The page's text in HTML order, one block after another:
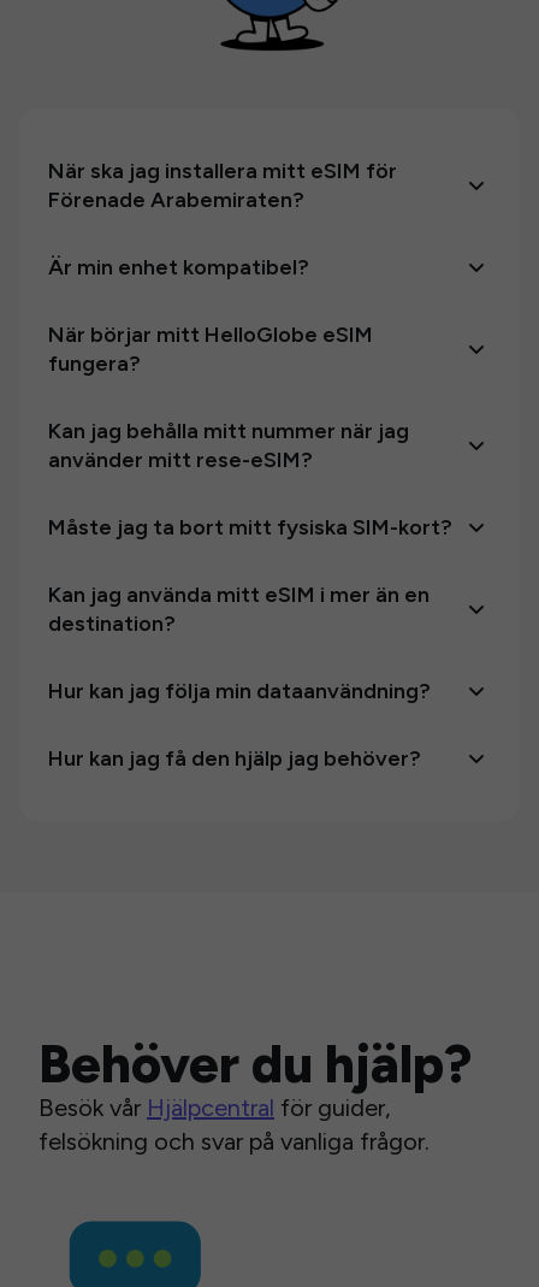
När ska jag installera mitt eSIM för
Förenade Arabemiraten?
Är min enhet kompatibel?
När börjar mitt HelloGlobe eSIM
fungera?
Kan jag behålla mitt nummer när jag
använder mitt rese-eSIM?
Måste jag ta bort mitt fysiska SIM-kort?
Kan jag använda mitt eSIM i mer än en
destination?
Hur kan jag följa min dataanvändning?
Hur kan jag få den hjälp jag behöver?
Behöver du hjälp?
Besök vår Hjälpcentral för guider,
felsökning och svar på vanliga frågor.